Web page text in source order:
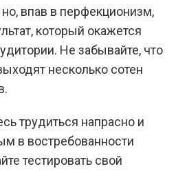
впав в перфекционизм,
который окажется
Не забывайте, что
несколько сотен
трудиться напрасно и
в востребованности
тестировать свой